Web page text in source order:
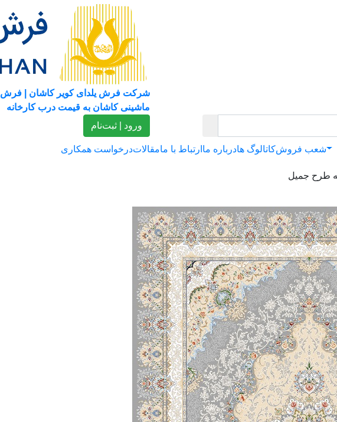
شرکت فرش یلدای کویر کاشان | فرش
ماشینی کاشان به قیمت درب کارخانه
ورود | ثبت‌نام
شعب فروشکاتالوگ هادرباره ما ارتباط با مامقالاتدرخواست همکاری